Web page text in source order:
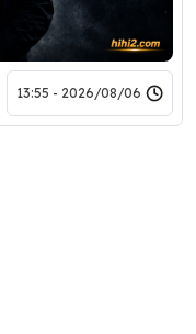
2026/08/06 - 13:55